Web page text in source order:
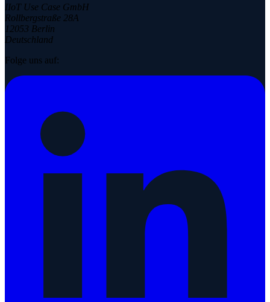
IIoT Use Case GmbH
Rollbergstraße 28A
12053 Berlin
Deutschland
Folge uns auf: